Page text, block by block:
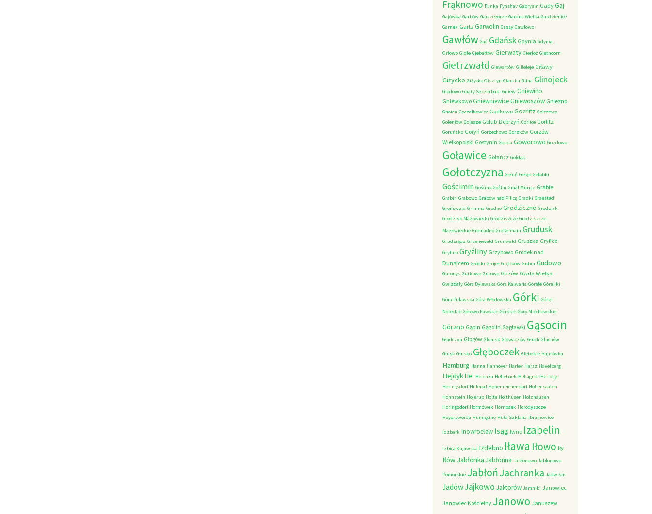
Frąknowo Funka Fynshav Gabrysin Gady Gaj
Gajówka Garbów Garczegorze Gardna Wielka Gardzienice
Garnek Gartz Garwolin Gassy Gawłowo
Gawłów Gać Gdańsk Gdynia Gdynia
Orłowo Gidle Giebałtów Gierwaty Gierłoż Giethoorn
Gietrzwałd Giewartów Gilleleje Giławy
Giżycko Giżycko Olsztyn Glaucha Glina Glinojeck
Glodowo Gnaty Szczerbaki Gniew Gniewino
Gniewkowo GniewniewiceGniewoszów Gniezno
Gnoien Goczałkowice Godkowo Goerlitz Golczewo
Goleniów Golesze Golub-Dobrzyń Gorlice Gorlitz
Goruńsko Goryń Gorzechowo Gorzków Gorzów
Wielkopolski Gostynin Gouda Goworowo Gozdowo
Goławice Gołańcz Gołdap
Gołotczyzna Gołuń Gołąb Gołąbki
Gościmin Gościno Goźlin Graal Muritz Grabie
Grabin Grabowo Grabów nad Pilicą Gradki Graested
Greifswald Grimma Grodno Grodziczno Grodzisk
Grodzisk Mazowiecki Grodziszcze Grodziszcze
Mazowieckie Gromadno Großenhain Grudusk
Grudziądz Gruenewald Grunwald Gruszka Gryfice
Gryfino Gryźliny Grzybowo Gródek nad
Dunajcem Gródki Grójec Grębków Gubin Gudowo
Guronys Gutkowo Gutowo Guzów Gwda Wielka
Gwizdały Góra Dylewska Góra Kalwaria Górale Góraliki
Góra Puławska Góra Włodowska Górki Górki
Noteckie Górowo Iławskie Górskie Góry Miechowskie
Górzno Gąbin Gągolin Gągławki Gąsocin
Gładczyn Głogów Głomsk Głowaczów Głuch Głuchów
Głusk Głusko Głęboczek Głębokie Hajnówka
Hamburg Hanna Hannover Harlev Harsz Havelberg
HejdykHel Helenka Hellebaek Helsignor Herfolge
Heringsdorf Hillerod Hohenreichendorf Hohensaaten
Hohnstein Hojerup Holte Holthusen Holzhausen
Horingsdorf Hormówek Hornbaek Horodyszcze
Hoyerswerda Humięcino Huta Szklana Ibramowice
Idzbark Inowrocław Isąg Iwno Izabelin
Izbica Kujawska Izdebno Iława Iłowo Iły
Iłów Jabłonka Jabłonna Jabłonowo Jabłonowo
Pomorskie JabłońJachranka Jadwisin
JadówJajkowo Jaktorów Jamniki Janowiec
Janowiec Kościelny Janowo Januszew